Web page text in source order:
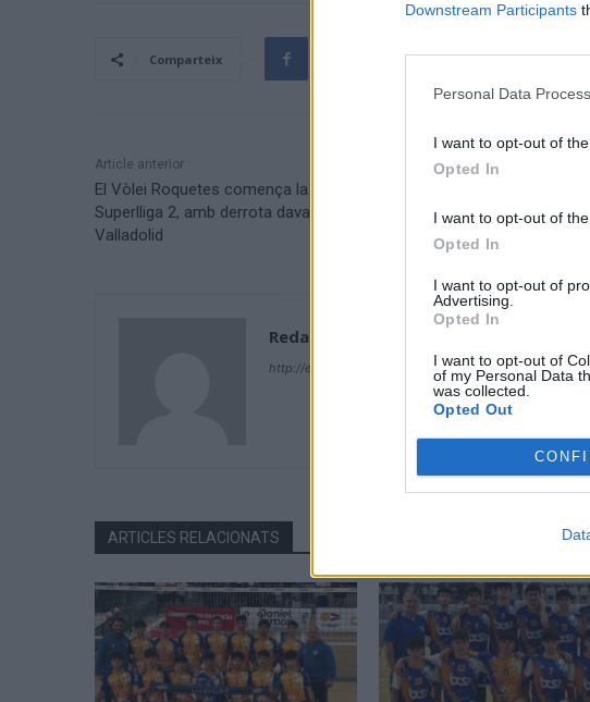
Downstream Participants
Personal Data
I want to opt-out of
Opted In
I want to opt-out of
Opted In
I want to opt-out of
Advertising.
Opted In
I want to opt-out of
of my Personal Data
was collected.
Opted Out
Comparteix
Article anterior
El Vòlei Roquetes comença la fase d’ascens a la
Superlliga 2, amb derrota davant la Universitat de
Valladolid
Redacció
http://ebresports.cat
ARTICLES RELACIONATS